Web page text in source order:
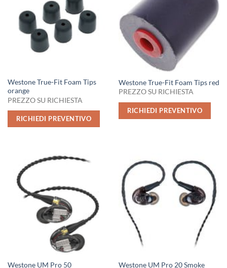
Westone True-Fit Foam Tips
orange
PREZZO SU RICHIESTA
RICHIEDI PREVENTIVO
Westone True-Fit Foam Tips red
PREZZO SU RICHIESTA
RICHIEDI PREVENTIVO
Westone UM Pro 50 Westone UM Pro 20 Smoke